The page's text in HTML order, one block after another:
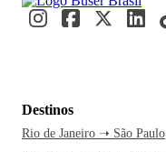
Destinos
Rio de Janeiro ➝ São Paulo